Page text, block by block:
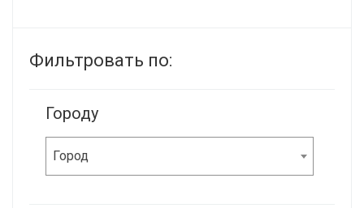
Фильтровать по:
Городу
Город